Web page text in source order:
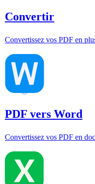
Convertir
Convertissez vos PDF en
PDF vers Word
Convertissez vos PDF en